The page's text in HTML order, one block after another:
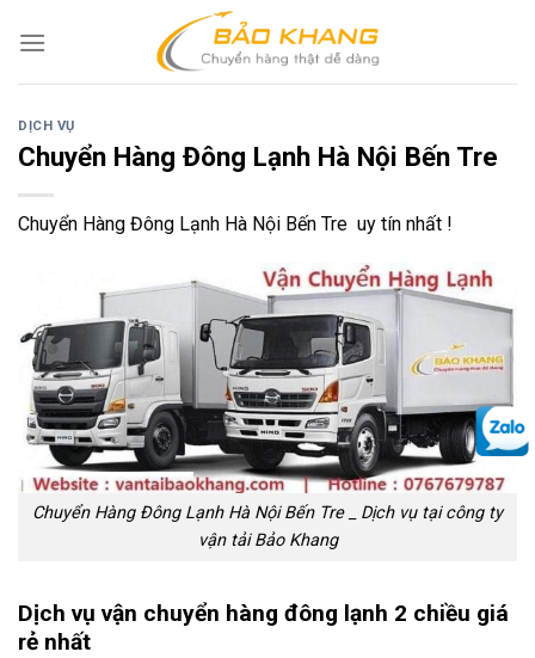
DỊCH VỤ
Chuyển Hàng Đông Lạnh Hà Nội Bến Tre
Chuyển Hàng Đông Lạnh Hà Nội Bến Tre uy tín nhất !
Chuyển Hàng Đông Lạnh Hà Nội Bến Tre _ Dịch vụ tại công ty
vận tải Bảo Khang
Dịch vụ vận chuyển hàng đông lạnh 2 chiều giá
rẻ nhất